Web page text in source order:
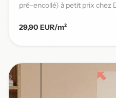
pré-encollé) à petit prix chez
29,90 EUR/m²